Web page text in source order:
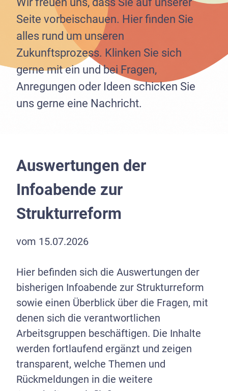
Suchen
nach:
INSTAGRAM
Impressum/
© 2026 mit-Segen-unterwegs.de
Seite vorbeischauen. Hier finden Sie
alles rund um unseren
Zukunftsprozess. Klinken Sie sich
gerne mit ein und bei Fragen,
Anregungen oder Ideen schicken Sie
uns gerne eine Nachricht.
Auswertungen der
Infoabende zur
Strukturreform
vom 15.07.2026
Hier befinden sich die Auswertungen der
bisherigen Infoabende zur Strukturreform
sowie einen Überblick über die Fragen, mit
denen sich die verantwortlichen
Arbeitsgruppen beschäftigen. Die Inhalte
werden fortlaufend ergänzt und zeigen
transparent, welche Themen und
Rückmeldungen in die weitere